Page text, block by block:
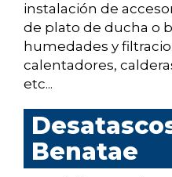
instalación de
de plato de ducha o
humedades y
calentadores,
etc...
Benatae